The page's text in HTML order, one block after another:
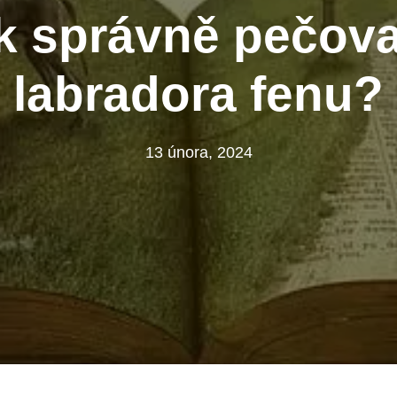
správně
labradora fenu?
13 února, 2024